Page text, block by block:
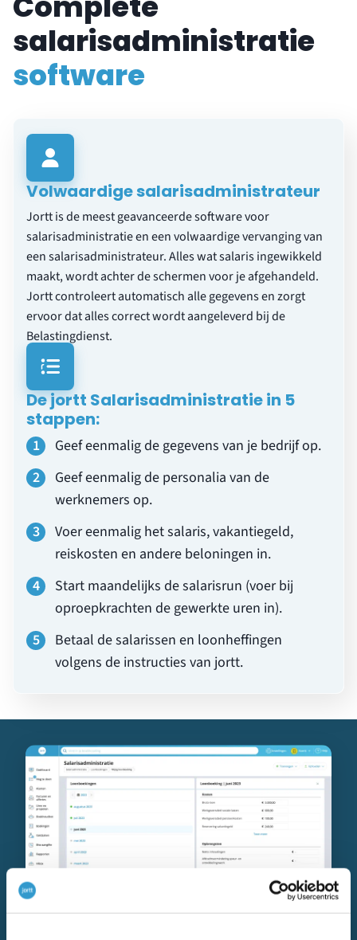
salarisadministratie
software
Volwaardige salarisadministrateur
Jortt is de meest geavanceerde software voor
salarisadministratie en een volwaardige vervanging van
een salarisadministrateur. Alles wat salaris ingewikkeld
maakt, wordt achter de schermen voor je afgehandeld.
Jortt controleert automatisch alle gegevens en zorgt
ervoor dat alles correct wordt aangeleverd bij de
Belastingdienst.
De jortt Salarisadministratie in 5
stappen:
Geef eenmalig de gegevens van je bedrijf op.
Geef eenmalig de personalia van de
werknemers op.
Voer eenmalig het salaris, vakantiegeld,
reiskosten en andere beloningen in.
Start maandelijks de salarisrun (voer bij
oproepkrachten de gewerkte uren in).
Betaal de salarissen en loonheffingen
volgens de instructies van jortt.